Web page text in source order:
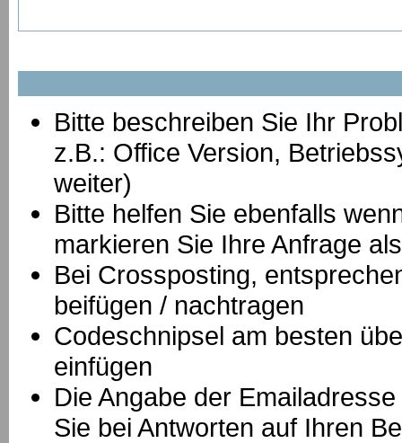
Bitte beschreiben Sie Ihr
z.B.: Office Version,
weiter)
Bitte helfen Sie ebenfalls
markieren Sie Ihre Anfrage
Bei Crossposting,
beifügen / nachtragen
Codeschnipsel am besten
einfügen
Die Angabe der
Sie bei Antworten auf Ihren